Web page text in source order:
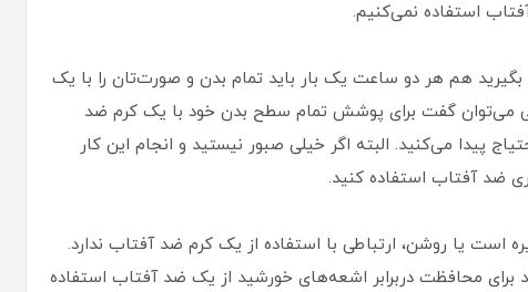
استفاده نمی‌کنیم.
هم هر دو ساعت یک بار باید تمام بدن و صورت‌تان را با یک
می‌توان گفت برای پوشش تمام سطح بدن خود با یک کرم ضد
احتیاج پیدا می‌کنید. البته اگر خیلی صبور نیستید و انجام این کار
ضد آفتاب استفاده کنید.
است یا روشن، ارتباطی با استفاده از یک کرم ضد آفتاب ندارد.
محافظت دربرابر اشعه‌های خورشید از یک ضد آفتاب استفاده